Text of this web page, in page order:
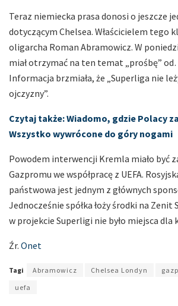
Teraz niemiecka prasa donosi o jeszcze
dotyczącym Chelsea. Właścicielem tego
oligarcha Roman Abramowicz. W
miał otrzymać na ten temat „prośbę”
Informacja brzmiała, że „Superliga nie
ojczyzny”.
Czytaj także: Wiadomo, gdzie Polacy
Wszystko wywrócone do góry nogami
Powodem interwencji Kremla miało być
Gazpromu we współpracę z UEFA.
państwowa jest jednym z głównych
Jednocześnie spółka łoży środki na
w projekcie Superligi nie było miejsca dla
Źr. Onet
Tagi Abramowicz Chelsea Londyn
uefa